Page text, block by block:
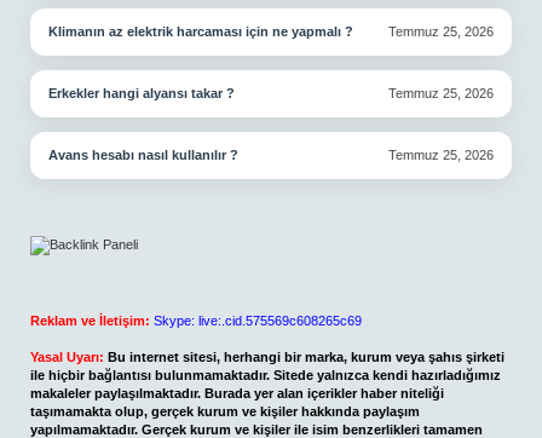
Klimanın az elektrik harcaması için ne yapmalı ? Temmuz 25, 2026
Erkekler hangi alyansı takar ? Temmuz 25, 2026
Avans hesabı nasıl kullanılır ? Temmuz 25, 2026
Reklam ve İletişim: Skype: live:.cid.575569c608265c69
Yasal Uyarı: Bu internet sitesi, herhangi bir marka, kurum veya şahıs şirketi
ile hiçbir bağlantısı bulunmamaktadır. Sitede yalnızca kendi hazırladığımız
makaleler paylaşılmaktadır. Burada yer alan içerikler haber niteliği
taşımamakta olup, gerçek kurum ve kişiler hakkında paylaşım
yapılmamaktadır. Gerçek kurum ve kişiler ile isim benzerlikleri tamamen